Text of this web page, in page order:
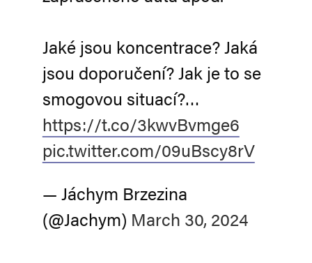
Jaké jsou koncentrace? Jaká
jsou doporučení? Jak je to se
smogovou situací?…
https://t.co/3kwvBvmge6
pic.twitter.com/09uBscy8rV
— Jáchym Brzezina
(@Jachym) March 30, 2024